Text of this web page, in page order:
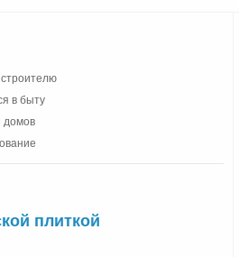
в быту
домов
плиткой